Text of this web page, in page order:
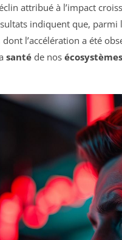
attribué à l’impact
indiquent que, parmi
l’accélération a été
santé de nos écosystèmes